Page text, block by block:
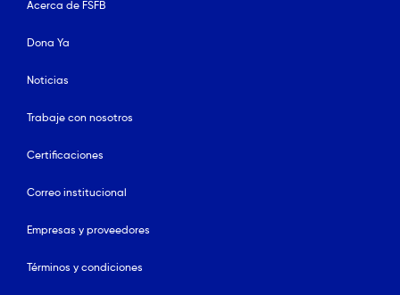
Acerca de FSFB
Dona Ya
Noticias
Trabaje con nosotros
Certificaciones
Correo institucional
Empresas y proveedores
Términos y condiciones